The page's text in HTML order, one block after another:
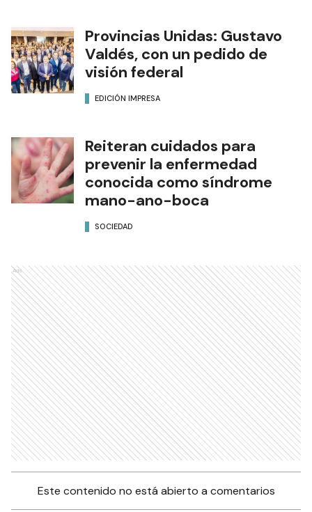
Provincias Unidas: Gustavo
Valdés, con un pedido de
visión federal
EDICIÓN IMPRESA
Reiteran cuidados para
prevenir la enfermedad
conocida como síndrome
mano-ano-boca
SOCIEDAD
Ads
Este contenido no está abierto a comentarios